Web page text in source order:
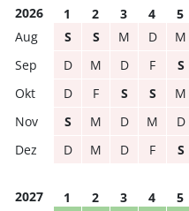
2026 1 2 3 4 5
S
S M D M
D
M D F S
D
F S S M
S
M D M D
D
M D F S
2027 1 2 3 4 5